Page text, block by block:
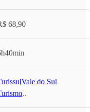
68,90
,Vale do Sul
...